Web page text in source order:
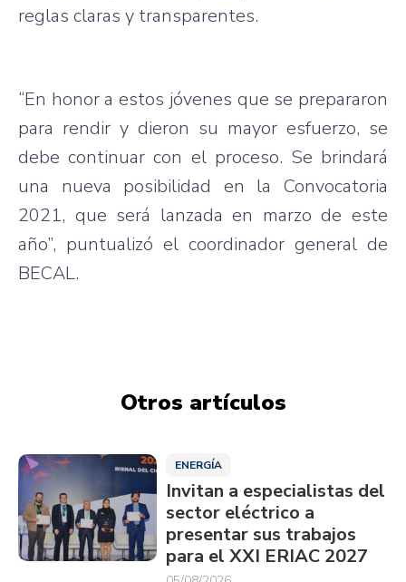
reglas claras y transparentes.
“En honor a estos jóvenes que se prepararon
para rendir y dieron su mayor esfuerzo, se
debe continuar con el proceso. Se brindará
una nueva posibilidad en la Convocatoria
2021, que será lanzada en marzo de este
año”, puntualizó el coordinador general de
BECAL.
Otros artículos
ENERGÍA
Invitan a especialistas del
sector eléctrico a
presentar sus trabajos
para el XXI ERIAC 2027